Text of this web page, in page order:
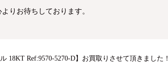
りお待ちしております。
18KT Ref:9570-5270-D】お買取りさせて頂きました！